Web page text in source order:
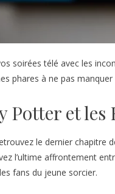
soirées télé avec les
phares à ne pas manquer
Potter et les
le dernier chapitre
l’ultime affrontement
fans du jeune sorcier.